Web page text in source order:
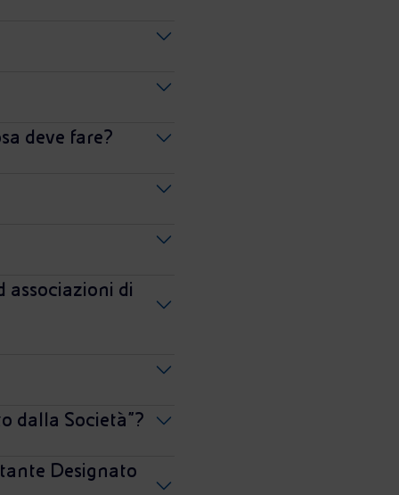
deve fare?
associazioni di
dalla Società"?
Designato